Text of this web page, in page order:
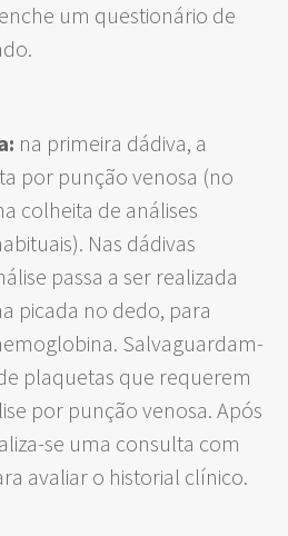
um questionário de
na primeira dádiva, a
por punção venosa (no
colheita de análises
Nas dádivas
passa a ser realizada
picada no dedo, para
Salvaguardam-
plaquetas que requerem
por punção venosa. Após
se uma consulta com
avaliar o historial clínico.